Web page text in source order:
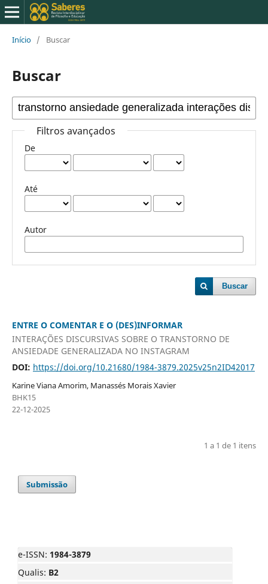
Início / Buscar
Buscar
Filtros avançados
De
Até
Autor
Buscar
ENTRE O COMENTAR E O (DES)INFORMAR
INTERAÇÕES DISCURSIVAS SOBRE O TRANSTORNO DE
ANSIEDADE GENERALIZADA NO INSTAGRAM
DOI: https://doi.org/10.21680/1984-3879.2025v25n2ID42017
Karine Viana Amorim, Manassés Morais Xavier
BHK15
22-12-2025
1 a 1 de 1 itens
Submissão
e-ISSN: 1984-3879
Qualis: B2